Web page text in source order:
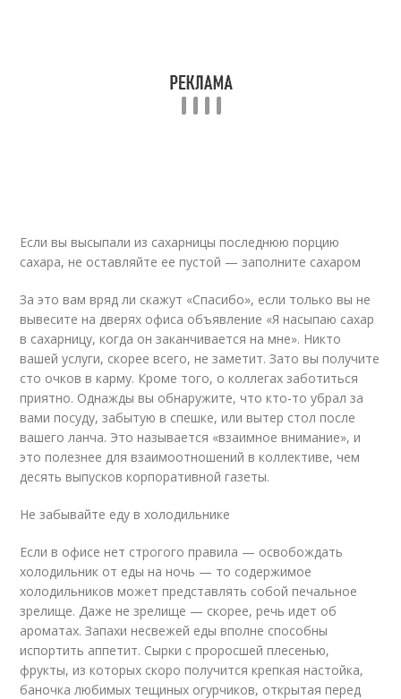
Если вы высыпали из сахарницы последнюю порцию
сахара, не оставляйте ее пустой — заполните сахаром
За это вам вряд ли скажут «Спасибо», если только вы не
вывесите на дверях офиса объявление «Я насыпаю сахар
в сахарницу, когда он заканчивается на мне». Никто
вашей услуги, скорее всего, не заметит. Зато вы получите
сто очков в карму. Кроме того, о коллегах заботиться
приятно. Однажды вы обнаружите, что кто-то убрал за
вами посуду, забытую в спешке, или вытер стол после
вашего ланча. Это называется «взаимное внимание», и
это полезнее для взаимоотношений в коллективе, чем
десять выпусков корпоративной газеты.
Не забывайте еду в холодильнике
Если в офисе нет строгого правила — освобождать
холодильник от еды на ночь — то содержимое
холодильников может представлять собой печальное
зрелище. Даже не зрелище — скорее, речь идет об
ароматах. Запахи несвежей еды вполне способны
испортить аппетит. Сырки с проросшей плесенью,
фрукты, из которых скоро получится крепкая настойка,
баночка любимых тещиных огурчиков, открытая перед